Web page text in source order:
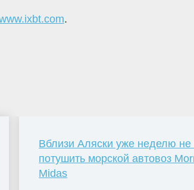
.
Вблизи Аляски уже неделю не
потушить морской автовоз
Midas